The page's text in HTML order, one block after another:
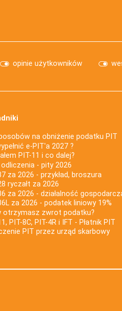
opinie użytkowników
na obniżenie podatku PIT
e-PIT'a 2027 ?
PIT-11 i co dalej?
- pity 2026
za 2026 - przykład, broszura
ryczałt za 2026
za 2026 - działalność
za 2026 - podatek liniowy 19%
otrzymasz zwrot podatku?
PIT-8C, PIT-4R i IFT - Płatnik PIT
PIT przez urząd skarbowy